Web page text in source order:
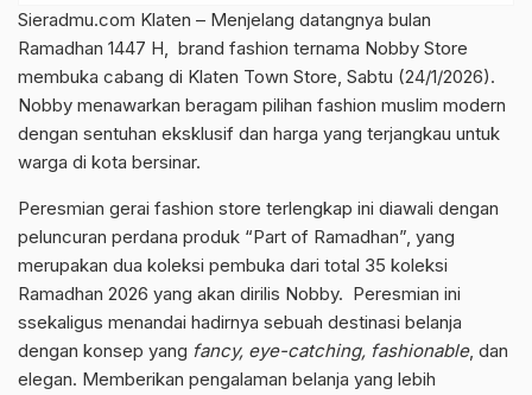
Sieradmu.com Klaten – Menjelang datangnya bulan
Ramadhan 1447 H, brand fashion ternama Nobby Store
membuka cabang di Klaten Town Store, Sabtu (24/1/2026).
Nobby menawarkan beragam pilihan fashion muslim modern
dengan sentuhan eksklusif dan harga yang terjangkau untuk
warga di kota bersinar.
Peresmian gerai fashion store terlengkap ini diawali dengan
peluncuran perdana produk “Part of Ramadhan”, yang
merupakan dua koleksi pembuka dari total 35 koleksi
Ramadhan 2026 yang akan dirilis Nobby. Peresmian ini
ssekaligus menandai hadirnya sebuah destinasi belanja
dengan konsep yang fancy, eye-catching, fashionable, dan
elegan. Memberikan pengalaman belanja yang lebih